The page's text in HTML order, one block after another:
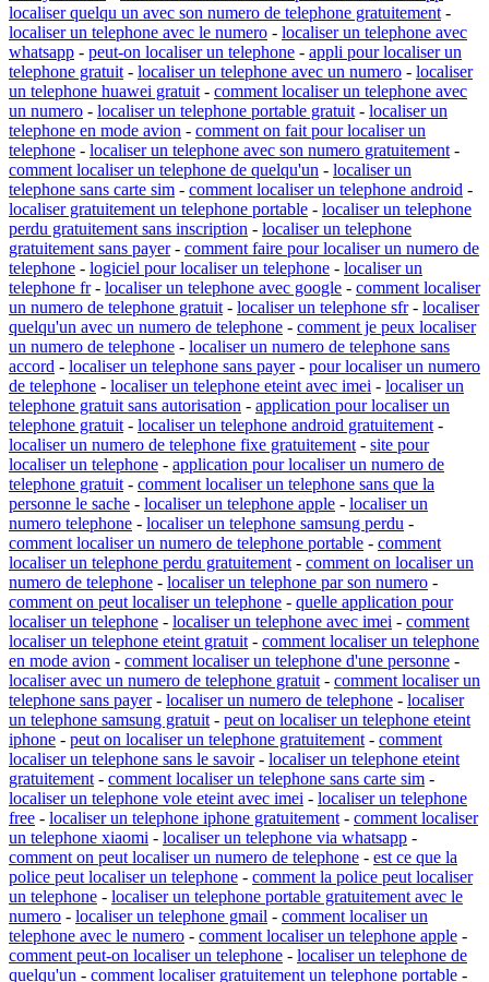
localiser quelqu un avec son numero de telephone gratuitement -
localiser un telephone avec le numero - localiser un telephone avec
whatsapp - peut-on localiser un telephone - appli pour localiser un
telephone gratuit - localiser un telephone avec un numero - localiser
un telephone huawei gratuit - comment localiser un telephone avec
un numero - localiser un telephone portable gratuit - localiser un
telephone en mode avion - comment on fait pour localiser un
telephone - localiser un telephone avec son numero gratuitement -
comment localiser un telephone de quelqu'un - localiser un
telephone sans carte sim - comment localiser un telephone android -
localiser gratuitement un telephone portable - localiser un telephone
perdu gratuitement sans inscription - localiser un telephone
gratuitement sans payer- comment faire pour localiser un numero de
telephone - logiciel pour localiser un telephone - localiser un
telephone fr- localiser un telephone avec google - comment localiser
un numero de telephone gratuit - localiser un telephone sfr- localiser
quelqu'un avec un numero de telephone - comment je peux localiser
un numero de telephone - localiser un numero de telephone sans
accord - localiser un telephone sans payer- pour localiser un numero
de telephone - localiser un telephone eteint avec imei - localiser un
telephone gratuit sans autorisation - application pour localiser un
telephone gratuit - localiser un telephone android gratuitement -
localiser un numero de telephone fixe gratuitement - site pour
localiser un telephone - application pour localiser un numero de
telephone gratuit - comment localiser un telephone sans que la
personne le sache - localiser un telephone apple - localiser un
numero telephone - localiser un telephone samsung perdu -
comment localiser un numero de telephone portable - comment
localiser un telephone perdu gratuitement - comment on localiser un
numero de telephone - localiser un telephone par son numero -
comment on peut localiser un telephone - quelle application pour
localiser un telephone - localiser un telephone avec imei - comment
localiser un telephone eteint gratuit - comment localiser un telephone
en mode avion - comment localiser un telephone d'une personne -
localiser avec un numero de telephone gratuit - comment localiser un
telephone sans payer- localiser un numero de telephone - localiser
un telephone samsung gratuit - peut on localiser un telephone eteint
iphone - peut on localiser un telephone gratuitement - comment
localiser un telephone sans le savoir- localiser un telephone eteint
gratuitement - comment localiser un telephone sans carte sim -
localiser un telephone vole eteint avec imei - localiser un telephone
free - localiser un telephone iphone gratuitement - comment localiser
un telephone xiaomi - localiser un telephone via whatsapp -
comment on peut localiser un numero de telephone - est ce que la
police peut localiser un telephone - comment la police peut localiser
un telephone - localiser un telephone portable gratuitement avec le
numero - localiser un telephone gmail - comment localiser un
telephone avec le numero - comment localiser un telephone apple -
comment peut-on localiser un telephone - localiser un telephone de
quelqu'un - comment localiser gratuitement un telephone portable -